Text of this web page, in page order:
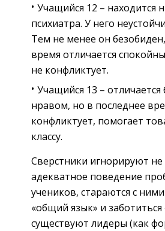
Учащийся 12 – находится
психиатра. У него
Тем не менее он
время отличается
не конфликтует.
Учащийся 13 –
нравом, но в последнее
конфликтует, помогает
классу.
Сверстники игнорируют не
адекватное поведение
учеников, стараются с
«общий язык» и заботиться
существуют лидеры (как